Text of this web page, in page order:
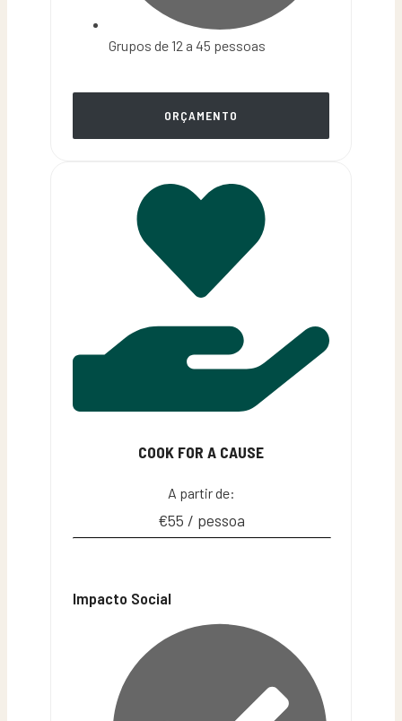
Grupos de 12 a 45 pessoas
ORÇAMENTO
COOK FOR A CAUSE
A partir de:
€55 / pessoa
Impacto Social